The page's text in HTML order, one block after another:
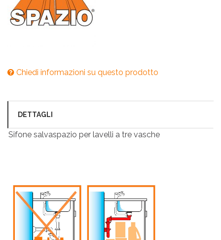
Chiedi informazioni su questo prodotto
DETTAGLI
Sifone salvaspazio per lavelli a tre vasche